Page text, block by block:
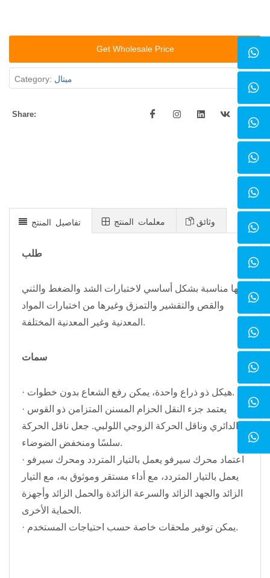
Get Wholesale Price
Category: ميتال
Share:
تفاصيل المنتج معلمات المنتج وثائق
طلب
إنها مناسبة بشكل أساسي لاختبارات الشد والضغط والثني
والقص والتقشير والتمزق وغيرها من اختبارات المواد
المعدنية وغير المعدنية المختلفة.
سمات
· هيكل ذو ذراع واحدة، يمكن رفع الشعاع بدون خطوات.
· يعتمد جزء النقل الحزام المسنن المتزامن ذو القوس
الدائري وناقل الحركة الزوجي اللولبي. جعل ناقل الحركة
سلسًا ومنخفض الضوضاء.
· اعتماد محرك سيرفو يعمل بالتيار المتردد ومحرك سيرفو
يعمل بالتيار المتردد، مع أداء مستقر وموثوق به، مع التيار
الزائد والجهد الزائد والسرعة الزائدة والحمل الزائد وأجهزة
الحماية الأخرى.
· يمكن توفير ملحقات خاصة حسب احتياجات المستخدم.